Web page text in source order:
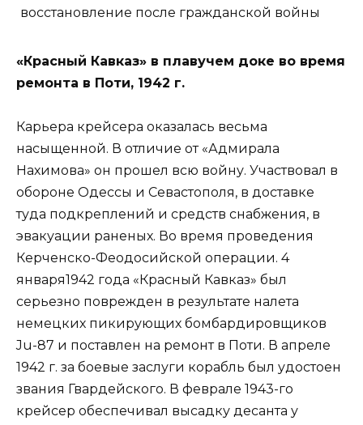
«Красный Кавказ» в плавучем доке во время
ремонта в Поти, 1942 г.
Карьера крейсера оказалась весьма
насыщенной. В отличие от «Адмирала
Нахимова» он прошел всю войну. Участвовал в
обороне Одессы и Севастополя, в доставке
туда подкреплений и средств снабжения, в
эвакуации раненых. Во время проведения
Керченско-Феодосийской операции. 4
января1942 года «Красный Кавказ» был
серьезно поврежден в результате налета
немецких пикирующих бомбардировщиков
Ju-87 и поставлен на ремонт в Поти. В апреле
1942 г. за боевые заслуги корабль был удостоен
звания Гвардейского. В феврале 1943-го
крейсер обеспечивал высадку десанта у